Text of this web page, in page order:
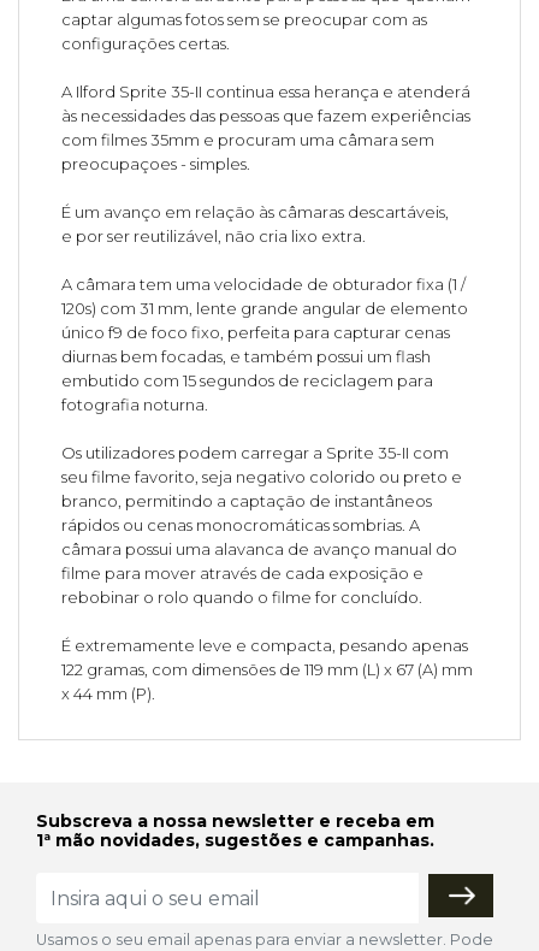
captar algumas fotos sem se preocupar com as
configurações certas.
A Ilford Sprite 35-II continua essa herança e atenderá
às necessidades das pessoas que fazem experiências
com filmes 35mm e procuram uma câmara sem
preocupaçoes - simples.
É um avanço em relação às câmaras descartáveis,
e por ser reutilizável, não cria lixo extra.
A câmara tem uma velocidade de obturador fixa (1 /
120s) com 31 mm, lente grande angular de elemento
único f9 de foco fixo, perfeita para capturar cenas
diurnas bem focadas, e também possui um flash
embutido com 15 segundos de reciclagem para
fotografia noturna.
Os utilizadores podem carregar a Sprite 35-II com
seu filme favorito, seja negativo colorido ou preto e
branco, permitindo a captação de instantâneos
rápidos ou cenas monocromáticas sombrias. A
câmara possui uma alavanca de avanço manual do
filme para mover através de cada exposição e
rebobinar o rolo quando o filme for concluído.
É extremamente leve e compacta, pesando apenas
122 gramas, com dimensões de 119 mm (L) x 67 (A) mm
x 44 mm (P).
Subscreva a nossa newsletter e receba em
1ª mão novidades, sugestões e campanhas.
Usamos o seu email apenas para enviar a newsletter. Pode